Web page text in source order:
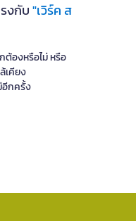
งกับ"เวิร์ค ส
องหรือไม่ หรือ
เคียง
อีกครั้ง